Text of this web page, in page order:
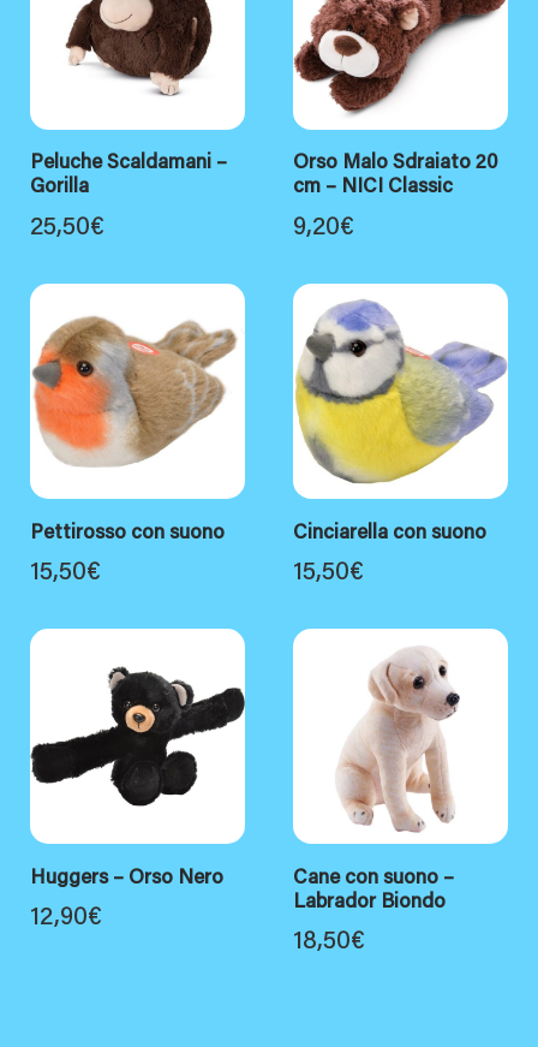
Peluche Scaldamani –
Gorilla
25,50€
Orso Malo Sdraiato 20
cm – NICI Classic
9,20€
Pettirosso con suono
15,50€
Cinciarella con suono
15,50€
Huggers – Orso Nero
12,90€
Cane con suono –
Labrador Biondo
18,50€